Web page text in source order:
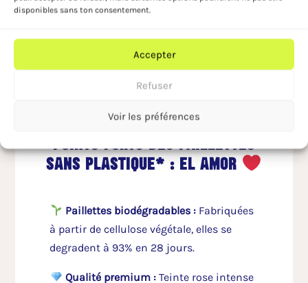
disponibles sans ton consentement.
Accepter
Refuser
Voir les préférences
met de bonne humeur !
points forts des paillettes
sans plastique* : el amor
Paillettes biodégradables:Fabriquées
à partir de cellulose végétale, elles se
degradent à 93% en 28 jours.
Qualité premium :Teinte rose intense